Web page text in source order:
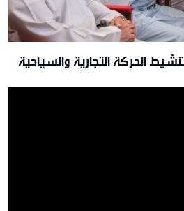
الحركة التجارية والسياحية